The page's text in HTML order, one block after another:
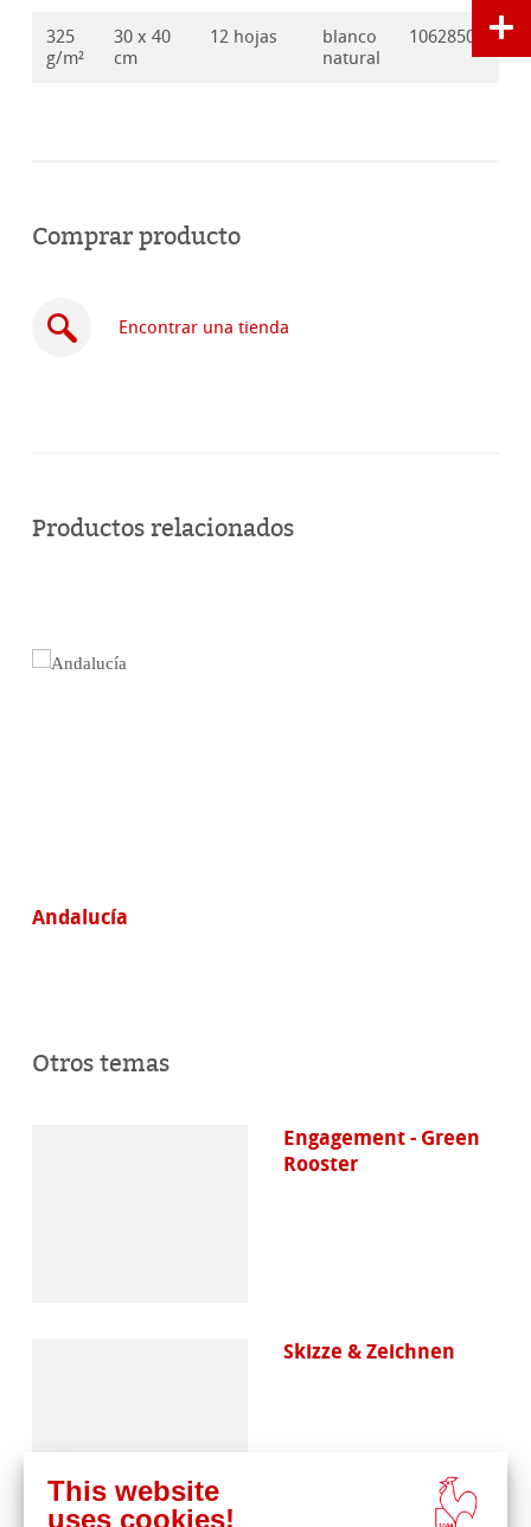
325
g/m²
30 x 40
cm
12 hojas
blanco
natural
10628505
Comprar producto
Encontrar una tienda
línea
Productos relacionados
Andalucía
Otros temas
Engagement - Green
Rooster
Skizze & Zeichnen
This website
uses cookies!